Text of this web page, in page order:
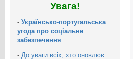
Увага!
- Українсько-португальська
угода про соціальне
забезпечення
- До уваги всіх, хто оновлює